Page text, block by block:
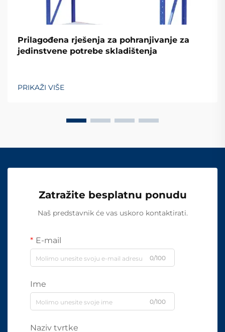
Prilagođena rješenja za pohranjivanje za
jedinstvene potrebe skladištenja
PRIKAŽI VIŠE
Zatražite besplatnu ponudu
Naš predstavnik će vas uskoro kontaktirati.
E-mail
0/100
Ime
0/100
Naziv tvrtke